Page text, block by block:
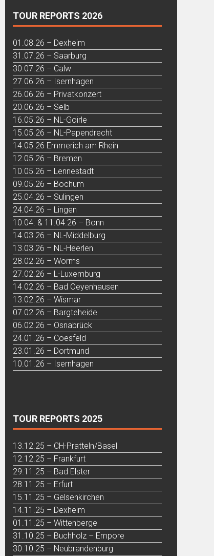
TOUR REPORTS 2026
01.08.26 – Dexheim
31.07.26 – Saarburg
30.07.26 – Calw
27.06.26 – Isernhagen
26.06.26 – Privatkonzert
20.06.26 – Selb
16.05.26 – NL-Goirle
15.05.26 – NL-Papendrecht
14.05.26 Emmerich am Rhein
12.05.26 – Bremen
10.05.26 – Lennestadt
09.05.26 – Bochum
25.04.26 – Sulingen
24.04.26 – Lingen
10.04. & 11.04.26 – Bonn
14.03.26 – NL-Middelburg
13.03.26 – NL-Heerlen
28.02.26 – Worms
27.02.26 – L-Luxemburg
14.02.26 – Bad Oeyenhausen
13.02.26 – Wismar
07.02.26 – Bargteheide
06.02.26 – Osnabrück
24.01.26 – Coesfeld
23.01.26 – Dortmund
10.01.26 – Isernhagen
TOUR REPORTS 2025
13.12.25 – CH-Pratteln/Basel
12.12.25 – Frankfurt
29.11.25 – Bad Elster
28.11.25 – Erfurt
15.11.25 – Gelsenkirchen
14.11.25 – Dexheim
01.11.25 – Wittenberge
31.10.25 – Buchholz – Empore
30.10.25 – Neubrandenburg